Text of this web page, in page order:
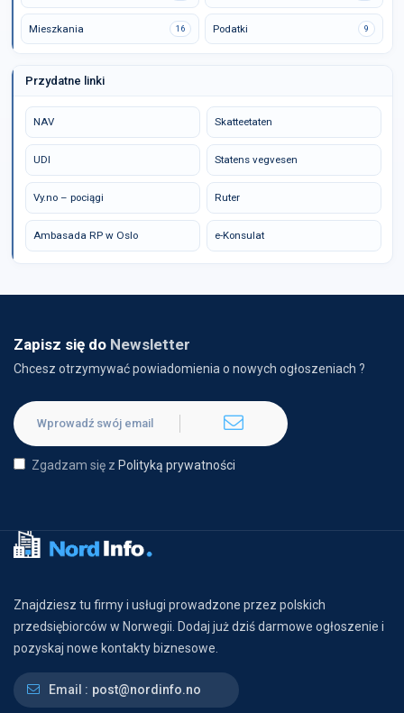
Mieszkania 16 Podatki 9
Przydatne linki
NAV Skatteetaten
UDI Statens vegvesen
Vy.no – pociągi Ruter
Ambasada RP w Oslo e-Konsulat
Zapisz się do Newsletter
Chcesz otrzymywać powiadomienia o nowych ogłoszeniach ?
Zgadzam się z Polityką prywatności
Znajdziesz tu firmy i usługi prowadzone przez polskich
przedsiębiorców w Norwegii. Dodaj już dziś darmowe ogłoszenie i
pozyskaj nowe kontakty biznesowe.
Email : post@nordinfo.no